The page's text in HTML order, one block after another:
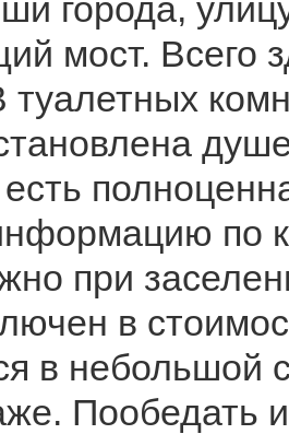
города,
мост. Всего
по
при
в
в небольшой
Пообедать